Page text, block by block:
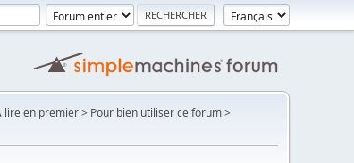
lire en premier > Pour bien utiliser ce forum >